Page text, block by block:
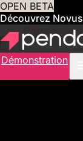
OPEN BETA
Découvrez
vousObtenez un
Démonstration